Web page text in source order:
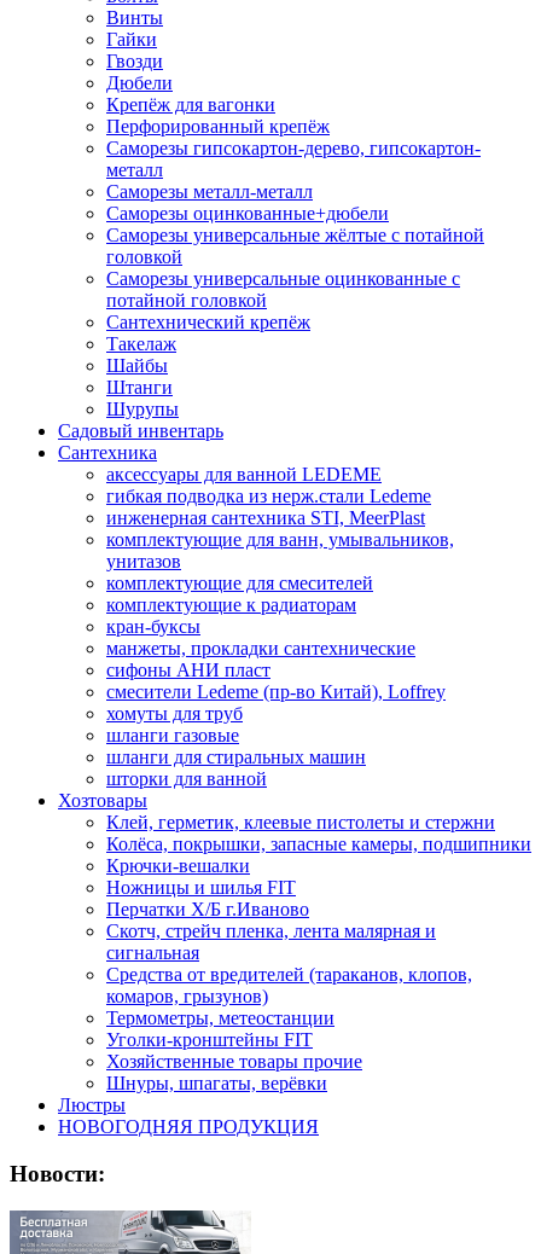
Винты
Гайки
Гвозди
Дюбели
Крепёж для вагонки
Перфорированный крепёж
Саморезы гипсокартон-дерево, гипсокартон-
металл
Саморезы металл-металл
Саморезы оцинкованные+дюбели
Саморезы универсальные жёлтые с потайной
головкой
Саморезы универсальные оцинкованные с
потайной головкой
Сантехнический крепёж
Такелаж
Шайбы
Штанги
Шурупы
Садовый инвентарь
Сантехника
аксессуары для ванной LEDEME
гибкая подводка из нерж.стали Ledeme
инженерная сантехника STI, MeerPlast
комплектующие для ванн, умывальников,
унитазов
комплектующие для смесителей
комплектующие к радиаторам
кран-буксы
манжеты, прокладки сантехнические
сифоны АНИ пласт
смесители Ledeme (пр-во Китай), Loffrey
хомуты для труб
шланги газовые
шланги для стиральных машин
шторки для ванной
Хозтовары
Клей, герметик, клеевые пистолеты и стержни
Колёса, покрышки, запасные камеры, подшипники
Крючки-вешалки
Ножницы и шилья FIT
Перчатки Х/Б г.Иваново
Скотч, стрейч пленка, лента малярная и
сигнальная
Средства от вредителей (тараканов, клопов,
комаров, грызунов)
Термометры, метеостанции
Уголки-кронштейны FIT
Хозяйственные товары прочие
Шнуры, шпагаты, верёвки
Люстры
НОВОГОДНЯЯ ПРОДУКЦИЯ
Новости: